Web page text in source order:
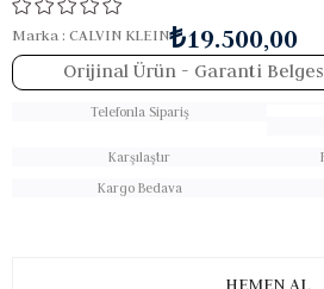
Marka : CALVIN KLEIN₺19.500,00
Orijinal Ürün - Garanti
Telefonla Sipariş
Karşılaştır
Kargo Bedava